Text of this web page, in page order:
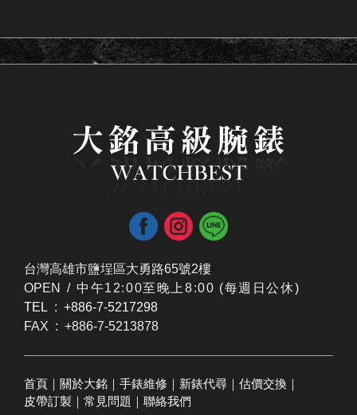
台灣高雄市鹽埕區大勇路65號2樓
OPEN / ​中午12:00至晚上8:00 (每週日公休)
TEL : +886-7-5217298
FAX : +886-7-5213878
首頁 ｜ 關於大銘 ｜ 手錶維修 ｜ 新錶代尋 ｜ 估價交換 ｜
皮帶訂製 ｜ 常見問題 ｜ 聯絡我們